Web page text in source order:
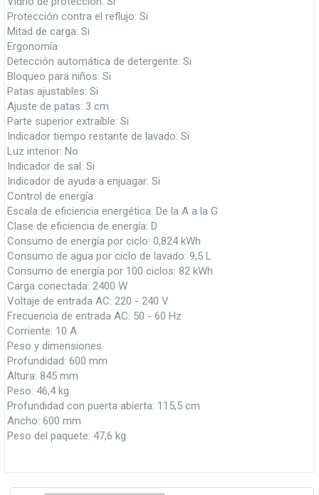
Protección contra el reflujo: Si
Mitad de carga: Si
Ergonomía
Detección automática de detergente: Si
Bloqueo para niños: Si
Patas ajustables: Si
Ajuste de patas: 3 cm
Parte superior extraíble: Si
Indicador tiempo restante de lavado: Si
Luz interior: No
Indicador de sal: Si
Indicador de ayuda a enjuagar: Si
Control de energía
Escala de eficiencia energética: De la A a la G
Clase de eficiencia de energía: D
Consumo de energía por ciclo: 0,824 kWh
Consumo de agua por ciclo de lavado: 9,5 L
Consumo de energía por 100 ciclos: 82 kWh
Carga conectada: 2400 W
Voltaje de entrada AC: 220 - 240 V
Frecuencia de entrada AC: 50 - 60 Hz
Corriente: 10 A
Peso y dimensiones
Profundidad: 600 mm
Altura: 845 mm
Peso: 46,4 kg
Profundidad con puerta abierta: 115,5 cm
Ancho: 600 mm
Peso del paquete: 47,6 kg